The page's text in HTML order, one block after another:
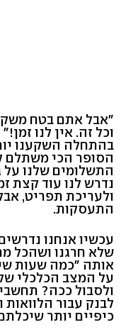
"אבל אתם בטח
וכל זה. אין לנו
בהתחלה השקענו
הסופר הכי משתלם
התשלומים שלנו על
נדרש לנו עוד קצת
ולעריכת תפריט,
התעסקות.
עכשיו אנחנו
שלא חרגנו ושהכל
אותה "כמה שעות
על המצב הכלכלי
ולסבול ככה?
לבנק עבור הלוואות
כיפיים יותר